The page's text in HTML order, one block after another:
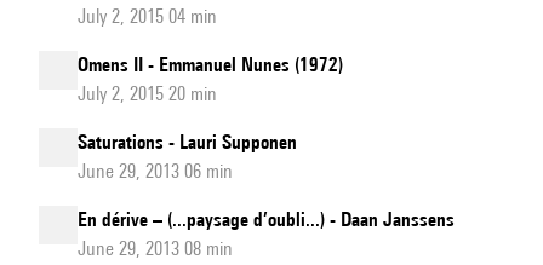
July 2, 2015 04 min
Omens II - Emmanuel Nunes (1972)
July 2, 2015 20 min
Saturations - Lauri Supponen
June 29, 2013 06 min
En dérive – (...paysage d’oubli...) - Daan Janssens
June 29, 2013 08 min